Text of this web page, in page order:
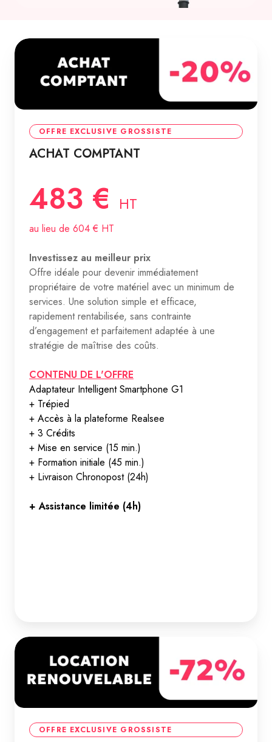
OFFRE EXCLUSIVE GROSSISTE
ACHAT COMPTANT
483 € HT
au lieu de 604 € HT
Investissez au meilleur prix
Offre idéale pour devenir immédiatement
propriétaire de votre matériel avec un minimum de
services. Une solution simple et efficace,
rapidement rentabilisée, sans contrainte
d’engagement et parfaitement adaptée à une
stratégie de maîtrise des coûts.
CONTENU DE L'OFFRE
Adaptateur Intelligent Smartphone G1
+ Trépied
+ Accès à la plateforme Realsee
+ 3 Crédits
+ Mise en service (15 min.)
+ Formation initiale (45 min.)
+ Livraison Chronopost (24h)
+ Assistance limitée (4h)
OFFRE EXCLUSIVE GROSSISTE